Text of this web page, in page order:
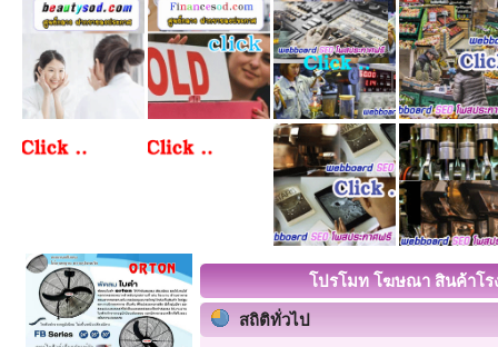
โปรโมท โฆษณา สินค้าโร
สถิติทั่วไป